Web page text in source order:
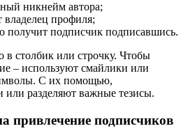
никнейм автора;
профиля;
получит подписчик подписавшись.
столбик или строчку. Чтобы
– используют смайлики или
С их помощью,
или разделяют важные тезисы.
привлечение подписчиков